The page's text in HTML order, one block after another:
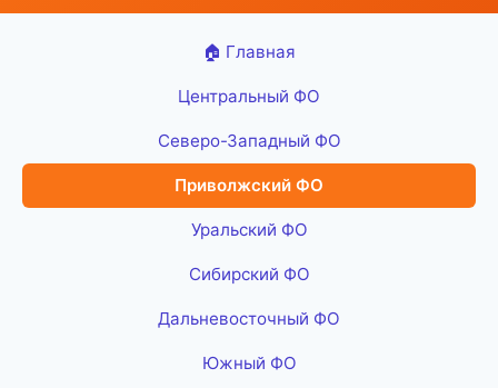
🏠 Главная
Центральный ФО
Северо-Западный ФО
Приволжский ФО
Уральский ФО
Сибирский ФО
Дальневосточный ФО
Южный ФО